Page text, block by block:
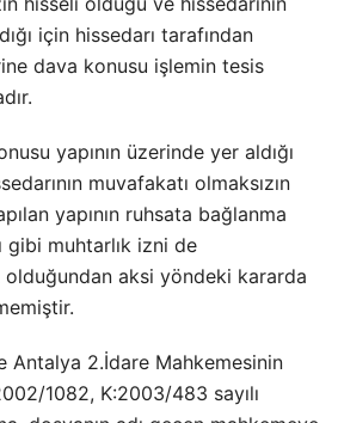
için hissedarı tarafından
dava konusu işlemin tesis
yapının üzerinde yer aldığı
muvafakatı olmaksızın
yapının ruhsata bağlanma
gibi muhtarlık izni de
olduğundan aksi yöndeki kararda
Antalya 2.İdare Mahkemesinin
1082, K:2003/483 sayılı